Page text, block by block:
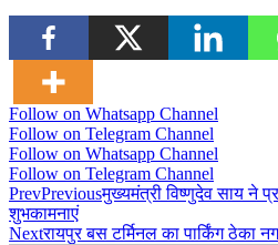
Follow on Whatsapp Channel
Follow on Telegram Channel
Follow on Whatsapp Channel
Follow on Telegram Channel
PrevPreviousमुख्यमंत्री विष्णुदेव साय ने
शुभकामनाएं
Nextरायपुर बस टर्मिनल का पार्किंग ठेका